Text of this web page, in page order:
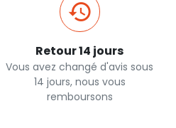
Retour 14 jours
Vous avez changé d'avis sous
14 jours, nous vous
remboursons